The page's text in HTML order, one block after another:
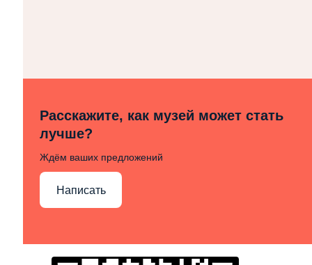
Расскажите, как музей может стать
лучше?
Ждём ваших предложений
Написать